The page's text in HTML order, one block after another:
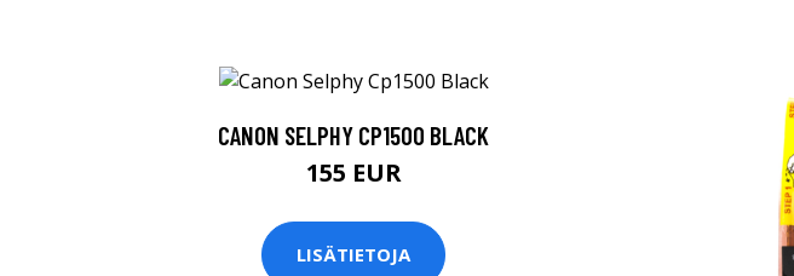
CANON SELPHY CP1500 BLACK
155 EUR
LISÄTIETOJA